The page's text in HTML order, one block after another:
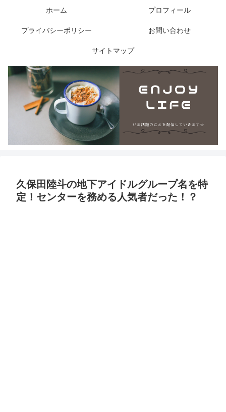
ホーム プロフィール
プライバシーポリシー お問い合わせ
サイトマップ
久保田陸斗の地下アイドルグループ名を特
定！センターを務める人気者だった！？